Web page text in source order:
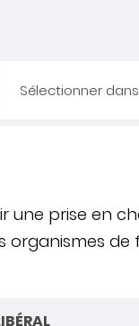
Sélectionner
une prise en
organismes de